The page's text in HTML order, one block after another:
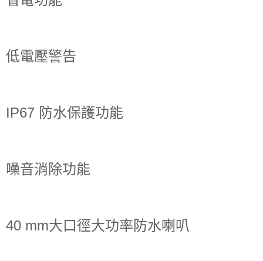
低電壓警告
IP67 防水保護功能
噪音消除功能
40 mm大口徑大功率防水喇叭